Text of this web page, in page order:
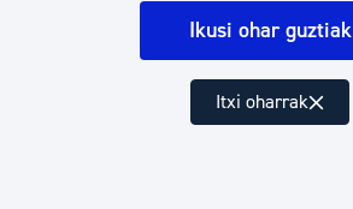
Ikusi ohar guztiak
Itxi oharrak